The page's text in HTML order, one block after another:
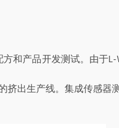
和产品开发测试。由于L-
挤出生产线。集成传感器